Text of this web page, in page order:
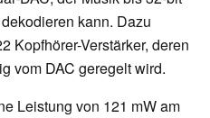
kann. Dazu
Kopfhörer-Verstärker, deren
vom DAC geregelt wird.
Leistung von 121 mW am